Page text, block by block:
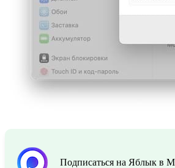
Подписаться на Яблык в